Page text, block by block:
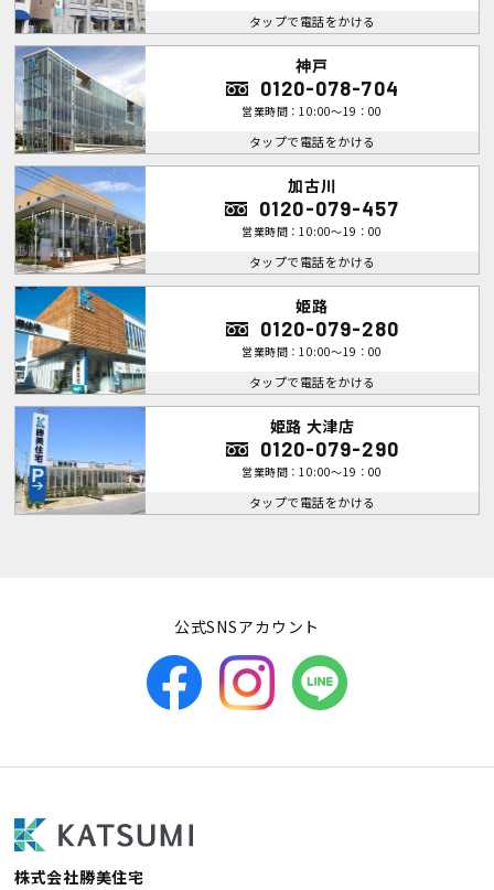
タップで電話をかける
神戸
0120-078-704
営業時間：10:00～19：00
タップで電話をかける
加古川
0120-079-457
営業時間：10:00～19：00
タップで電話をかける
姫路
0120-079-280
営業時間：10:00～19：00
タップで電話をかける
姫路 大津店
0120-079-290
営業時間：10:00～19：00
タップで電話をかける
公式SNSアカウント
株式会社勝美住宅